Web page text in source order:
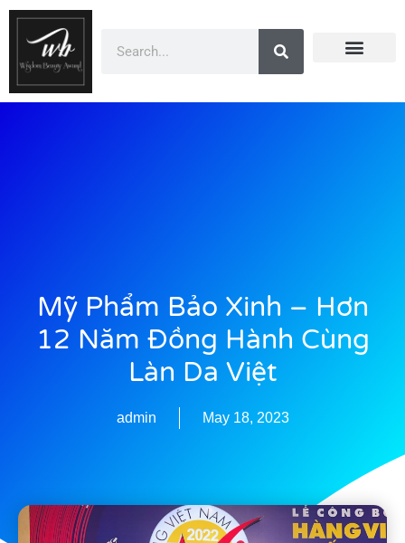
Mỹ Phẩm Bảo Xinh – Hơn
12 Năm Đồng Hành Cùng
Làn Da Việt
admin May 18, 2023